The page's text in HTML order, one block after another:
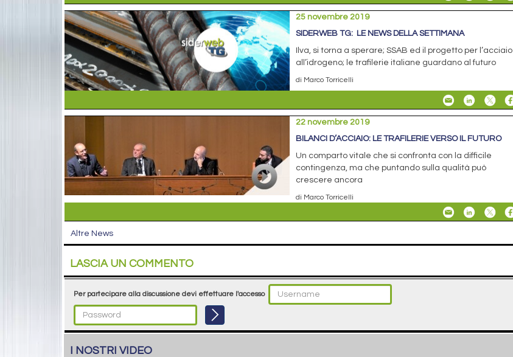
25 novembre 2019
SIDERWEB TG: LE NEWS DELLA SETTIMANA
Ilva, si torna a sperare; SSAB ed il progetto per l’acciaio
all’idrogeno; le trafilerie italiane guardano al futuro
di Marco Torricelli
22 novembre 2019
BILANCI D’ACCIAIO: LE TRAFILERIE VERSO IL FUTURO
Un comparto vitale che si confronta con la difficile
contingenza, ma che puntando sulla qualità può
crescere ancora
di Marco Torricelli
Altre News
LASCIA UN COMMENTO
Per partecipare alla discussione devi effettuare l'accesso
I NOSTRI VIDEO